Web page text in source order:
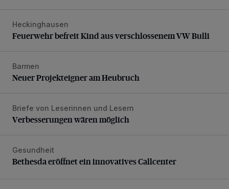
Feuerwehr befreit Kind aus verschlossenem VW Bulli
Heckinghausen
Feuerwehr befreit Kind aus verschlossenem VW Bulli
Neuer Projekteigner am Heubruch
Barmen
Neuer Projekteigner am Heubruch
Verbesserungen wären möglich
Briefe von Leserinnen und Lesern
Verbesserungen wären möglich
Bethesda eröffnet ein innovatives Callcenter
Gesundheit
Bethesda eröffnet ein innovatives Callcenter